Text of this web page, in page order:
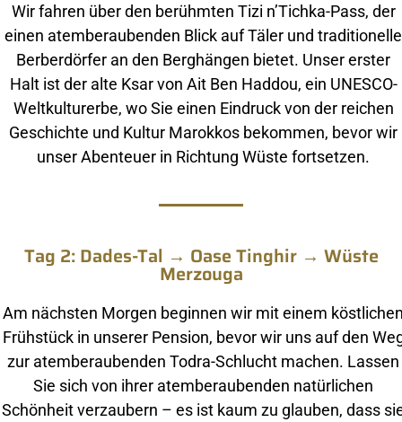
Wir fahren über den berühmten Tizi n’Tichka-Pass, der
einen atemberaubenden Blick auf Täler und traditionelle
Berberdörfer an den Berghängen bietet. Unser erster
Halt ist der alte Ksar von Ait Ben Haddou, ein UNESCO-
Weltkulturerbe, wo Sie einen Eindruck von der reichen
Geschichte und Kultur Marokkos bekommen, bevor wir
unser Abenteuer in Richtung Wüste fortsetzen.
Tag 2: Dades-Tal → Oase Tinghir → Wüste
Merzouga
Am nächsten Morgen beginnen wir mit einem
Frühstück in unserer Pension, bevor wir uns auf den
zur atemberaubenden Todra-Schlucht machen. Lassen
Sie sich von ihrer atemberaubenden natürlichen
Schönheit verzaubern – es ist kaum zu glauben, dass